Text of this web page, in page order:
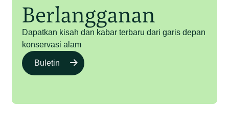
Berlangganan
Dapatkan kisah dan kabar terbaru dari garis depan
konservasi alam
Buletin